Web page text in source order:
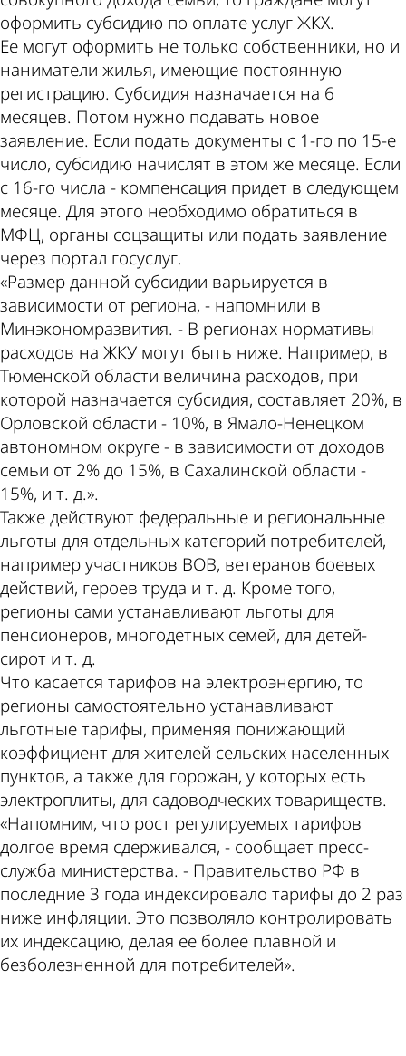
оформить субсидию по оплате услуг ЖКХ.
Ее могут оформить не только собственники, но и
наниматели жилья, имеющие постоянную
регистрацию. Субсидия назначается на 6
месяцев. Потом нужно подавать новое
заявление. Если подать документы с 1-го по 15-е
число, субсидию начислят в этом же месяце. Если
с 16-го числа - компенсация придет в следующем
месяце. Для этого необходимо обратиться в
МФЦ, органы соцзащиты или подать заявление
через портал госуслуг.
«Размер данной субсидии варьируется в
зависимости от региона, - напомнили в
Минэкономразвития. - В регионах нормативы
расходов на ЖКУ могут быть ниже. Например, в
Тюменской области величина расходов, при
которой назначается субсидия, составляет 20%, в
Орловской области - 10%, в Ямало-­Ненецком
автономном округе - в зависимости от доходов
семьи от 2% до 15%, в Сахалинской области -
15%, и т. д.».
Также действуют федеральные и региональные
льготы для отдельных категорий потребителей,
например участников ВОВ, ветеранов боевых
действий, героев труда и т. д. Кроме того,
регионы сами устанавливают льготы для
пенсионеров, многодетных семей, для детей­-
сирот и т. д.
Что касается тарифов на электроэнергию, то
регионы самостоятельно устанавливают
льготные тарифы, применяя понижающий
коэффициент для жителей сельских населенных
пунктов, а также для горожан, у которых есть
электроплиты, для садоводческих товариществ.
«Напомним, что рост регулируемых тарифов
долгое время сдерживался, - сообщает пресс­-
служба министерства. - Правительство РФ в
последние 3 года индексировало тарифы до 2 раз
ниже инфляции. Это позволяло контролировать
их индексацию, делая ее более плавной и
безболезненной для потребителей».